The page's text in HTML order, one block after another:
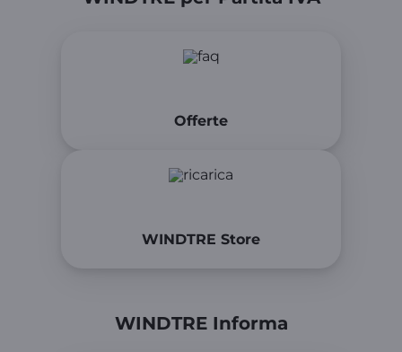
Offerte
WINDTRE Store
WINDTRE Informa